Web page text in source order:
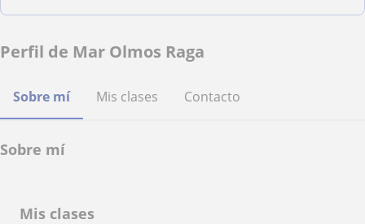
Perfil de Mar Olmos Raga
Sobre mí Mis clases Contacto
Sobre mí
Mis clases